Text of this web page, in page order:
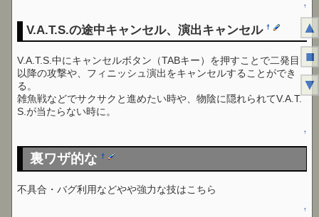
↑
V.A.T.S.の途中キャンセル、演出キャンセル†
V.A.T.S.中にキャンセルボタン（TABキー）を押すことで二発目
以降の攻撃や、フィニッシュ演出をキャンセルすることができ
る。
雑魚戦などでサクサクと進めたい時や、物陰に隠れられてV.A.T.
S.が当たらない時に。
↑
裏ワザ的な†
不具合・バグ利用などやや強力な技はこちら
↑
▲
■
▼